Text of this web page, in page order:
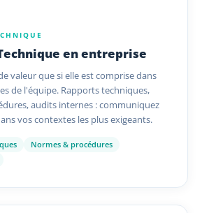
en entreprise
valeur que si elle est comprise dans
de l'équipe. Rapports techniques,
audits internes : communiquez
vos contextes les plus exigeants.
Normes & procédures